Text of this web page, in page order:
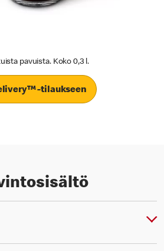
pavuista. Koko 0,3 l.
-tilaukseen